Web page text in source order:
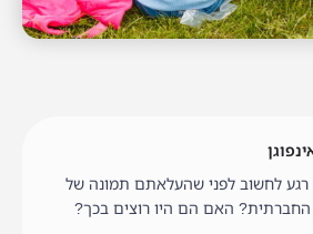
לחשוב לפני שהעלאתם תמונה של
האם הם היו רוצים בכך?